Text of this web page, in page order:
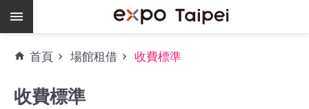
跳到主要內容區塊
門
鍵
首頁 場館租借 收費標準
收費標準